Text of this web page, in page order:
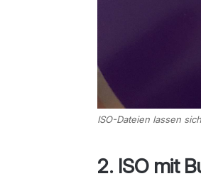
ISO-Dateien lassen
2. ISO mit